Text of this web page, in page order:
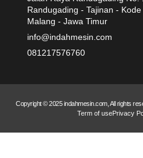
Randugading - Tajinan -
Malang - Jawa Timur
info@indahmesin.com
081217576760
Copyright © 2025 indahmesin.com, All rights
Term of usePrivacy